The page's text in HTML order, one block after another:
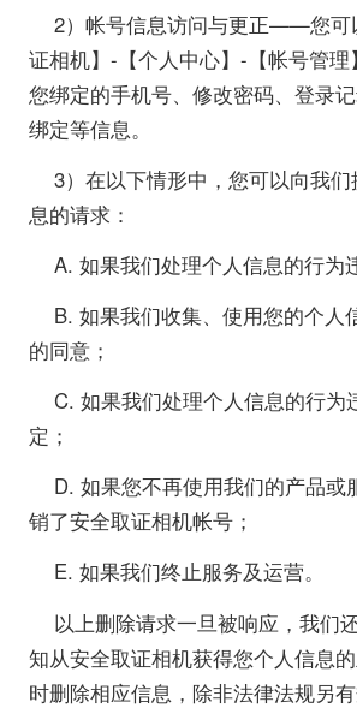
2）帐号信息访问与更正——您可
证相机】-【个人中心】-【帐号管理
您绑定的手机号、修改密码、登录
绑定等信息。
3）在以下情形中，您可以向我
息的请求：
A. 如果我们处理个人信息的行为
B. 如果我们收集、使用您的个人
的同意；
C. 如果我们处理个人信息的行为
定；
D. 如果您不再使用我们的产品或
销了安全取证相机帐号；
E. 如果我们终止服务及运营。
以上删除请求一旦被响应，我们
知从安全取证相机获得您个人信息
时删除相应信息，除非法律法规另